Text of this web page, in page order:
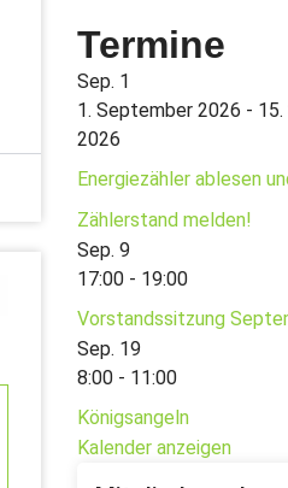
Termine
Sep. 1
1. September 2026 -
2026
Energiezähler ablesen
Zählerstand melden!
Sep. 9
17:00 - 19:00
Vorstandssitzung
Sep. 19
8:00 - 11:00
Königsangeln
Kalender anzeigen